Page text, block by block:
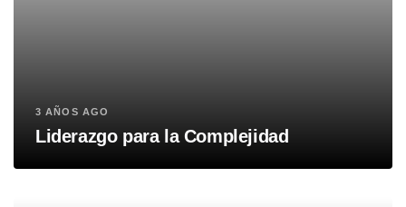
3 AÑOS AGO
Liderazgo para la Complejidad